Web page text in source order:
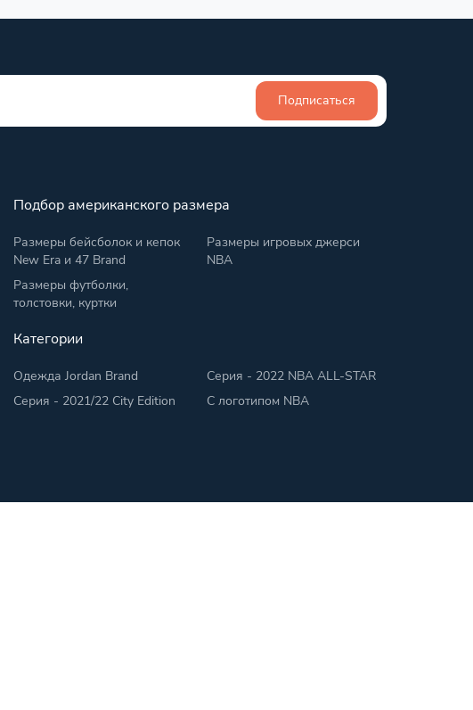
Подписаться
Подбор американского размера
Размеры бейсболок и кепок
New Era и 47 Brand
Размеры футболки,
толстовки, куртки
Размеры игровых джерси
NBA
Категории
Одежда Jordan Brand
Серия - 2021/22 City Edition
Серия - 2022 NBA ALL-STAR
С логотипом NBA